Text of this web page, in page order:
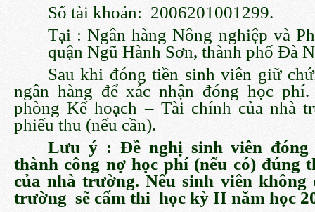
Số tài khoản: 2006201001299.
Tại : Ngân hàng Nông nghiệp và
quận Ngũ Hành Sơn, thành phố Đà
Sau khi đóng tiền sinh viên giữ
ngân hàng để xác nhận đóng học
phòng Kế hoạch – Tài chính của nhà
phiếu thu (nếu cần).
Lưu ý : Đề nghị sinh viên đóng
thành công nợ học phí (nếu có) đúng
của nhà trường. Nếu sinh viên không
trường sẽ cấm thi học kỳ II năm học